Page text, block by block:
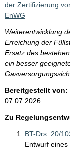
der Zertifizierung
EnWG
Weiterentwicklung
Erreichung der
Ersatz des
ein besser
Bereitgestellt von:
07.07.2026
Zu
BT-Drs. 20/
Entwurf